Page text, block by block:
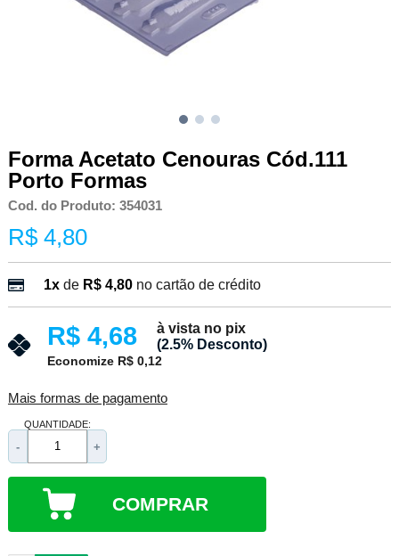
Forma Acetato Cenouras Cód.111
Porto Formas
Cod. do Produto: 354031
R$ 4,80
1xde R$ 4,80 no cartão de crédito
R$ 4,68
à vista no pix
(2.5% Desconto)
Economize R$ 0,12
Mais formas de pagamento
QUANTIDADE:
- +
COMPRAR